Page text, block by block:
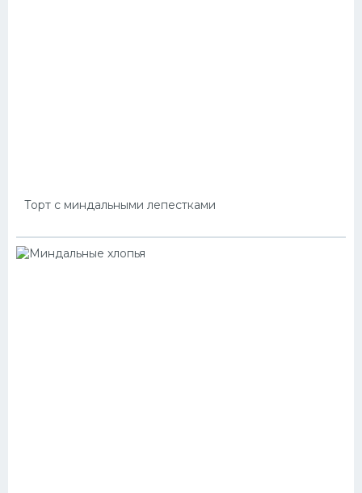
Торт с миндальными лепестками